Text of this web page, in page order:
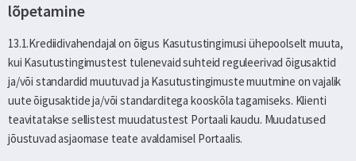
lõpetamine
13.1.Krediidivahendajal on õigus Kasutustingimusi ühepoolselt muuta,
kui Kasutustingimustest tulenevaid suhteid reguleerivad õigusaktid
ja/või standardid muutuvad ja Kasutustingimuste muutmine on vajalik
uute õigusaktide ja/või standarditega kooskõla tagamiseks. Klienti
teavitatakse sellistest muudatustest Portaali kaudu. Muudatused
jõustuvad asjaomase teate avaldamisel Portaalis.